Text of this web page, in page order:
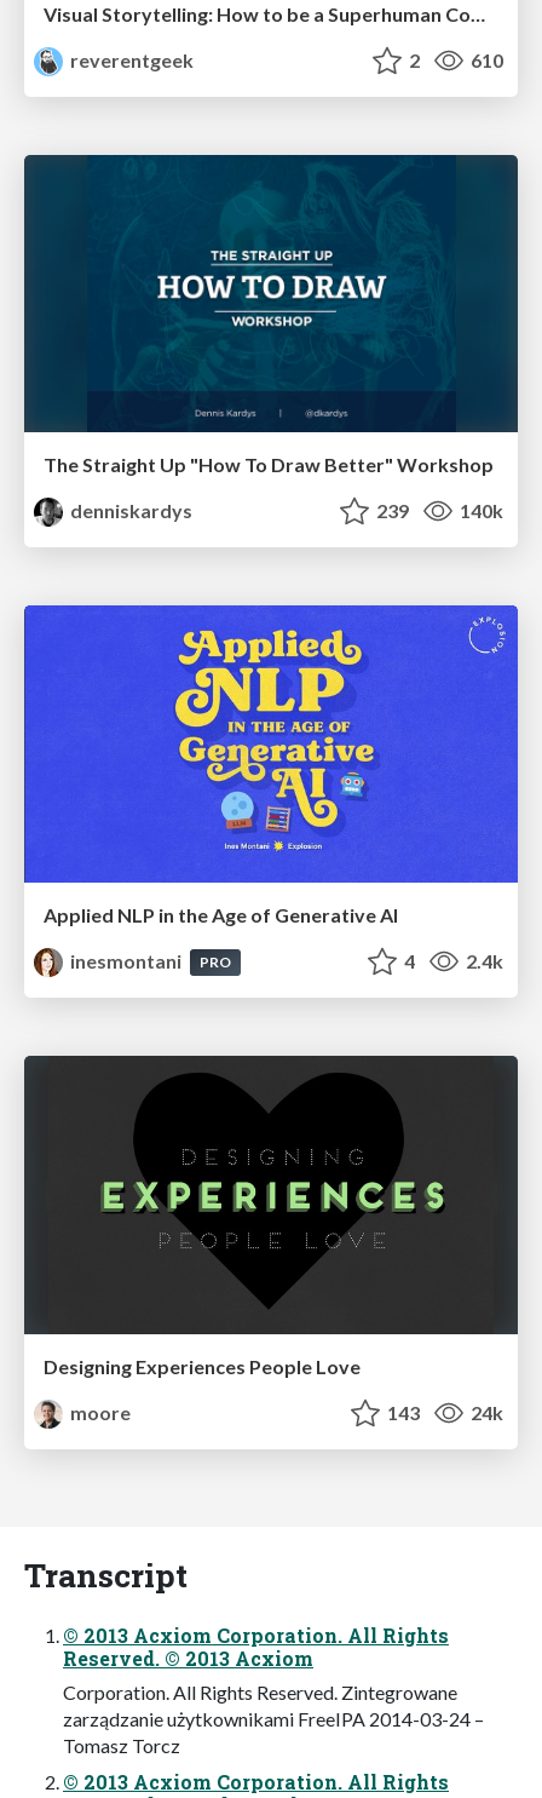
reverentgeek
2 610
The Straight Up "How To Draw Better" Workshop
denniskardys
239 140k
Applied NLP in the Age of Generative AI
inesmontani
PRO 4 2.4k
Designing Experiences People Love
moore
143 24k
Transcript
© 2013 Acxiom Corporation. All Rights
Reserved. © 2013 Acxiom
Corporation. All Rights Reserved. Zintegrowane
zarządzanie użytkownikami FreeIPA 2014-03-24 –
Tomasz Torcz
© 2013 Acxiom Corporation. All Rights